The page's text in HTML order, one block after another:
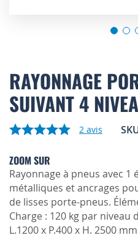
to
the
beginning
of
images
RAYONNAGE
SUIVANT 4
2 avis
ZOOM SUR
Rayonnage à pneus avec 1
métalliques et ancrages
de lisses porte-pneus.
Charge : 120 kg par niveau
L.1200 x P.400 x H. 2500 mm